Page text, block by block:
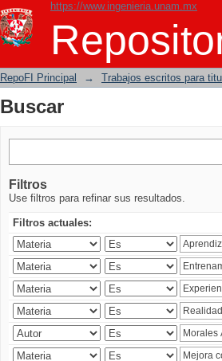
https://www.ingenieria.unam.mx
Buscar
RepoFI Principal → Trabajos escritos para
Buscar
Filtros
Use filtros para refinar sus resultados.
Filtros actuales: